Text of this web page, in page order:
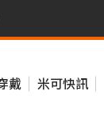
戴 米可快訊